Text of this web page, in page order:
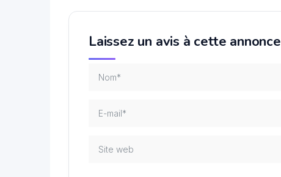
Laissez un avis à cette annonce